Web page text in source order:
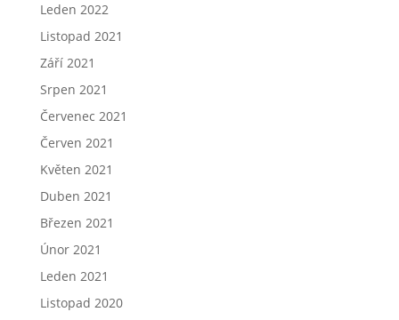
Leden 2022
Listopad 2021
Září 2021
Srpen 2021
Červenec 2021
Červen 2021
Květen 2021
Duben 2021
Březen 2021
Únor 2021
Leden 2021
Listopad 2020